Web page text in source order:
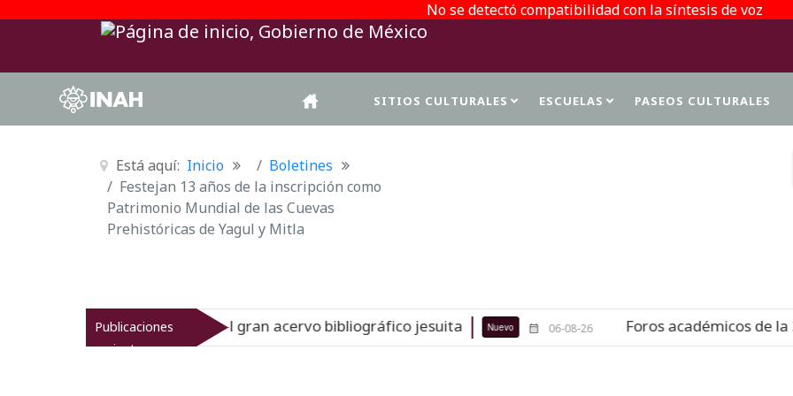
No se detectó compatibilidad con la síntesis de voz
SITIOS CULTURALES ESCUELAS PASEOS CULTURALES
Está aquí: Inicio
Boletines
Festejan 13 años de la inscripción como
Patrimonio Mundial de las Cuevas
Prehistóricas de Yagul y Mitla
Publicaciones
recientes
la historia del gran acervo bibliográfico jesuita Nuevo 06-08-26 Foros académicos de la 37 FILAH